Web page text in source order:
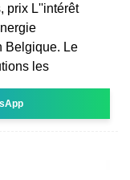
prix L''intérêt
Belgique. Le
les